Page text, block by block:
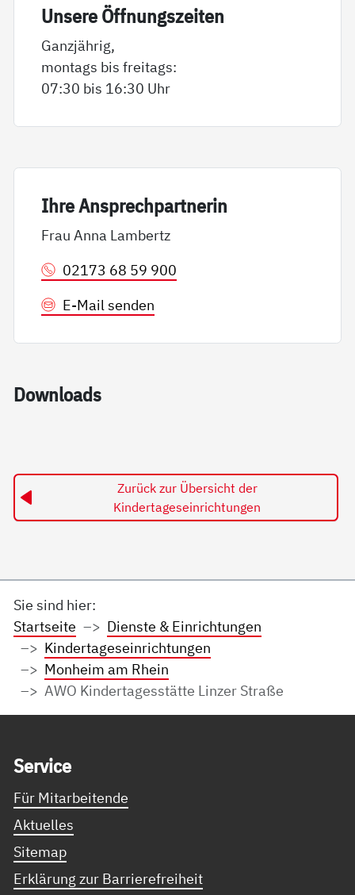
Un­se­re Öff­nungs­zei­ten
Ganzjährig,
montags bis freitags:
07:30 bis 16:30 Uhr
Ih­re An­sp­rech­part­ne­rin
Frau Anna Lambertz
02173 68 59 900
E-Mail senden
Down­loads
Zurück zur Übersicht der
Kindertageseinrichtungen
Sie sind hier:
Startseite
Dienste & Einrichtungen
Kindertageseinrichtungen
Monheim am Rhein
AWO Kindertagesstätte Linzer Straße
Ser­vice
Für Mitarbeitende
Aktuelles
Sitemap
Erklärung zur Barrierefreiheit